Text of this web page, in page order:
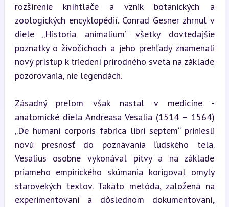
rozšírenie kníhtlače a vznik botanických a
zoologických encyklopédií. Conrad Gesner zhrnul v
diele „Historia animalium“ všetky dovtedajšie
poznatky o živočíchoch a jeho prehľady znamenali
nový prístup k triedení prírodného sveta na základe
pozorovania, nie legendách.
Zásadný prelom však nastal v medicíne -
anatomické diela Andreasa Vesalia (1514 – 1564)
„De humani corporis fabrica libri septem“ priniesli
novú presnosť do poznávania ľudského tela.
Vesalius osobne vykonával pitvy a na základe
priameho empirického skúmania korigoval omyly
starovekých textov. Takáto metóda, založená na
experimentovaní a dôslednom dokumentovaní,